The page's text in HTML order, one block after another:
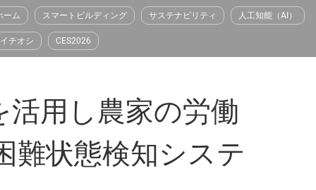
ーム スマートビルディング サステナビリティ 人工知能（AI）
イチオシ CES2026
用し農家の労働
難状態検知システ